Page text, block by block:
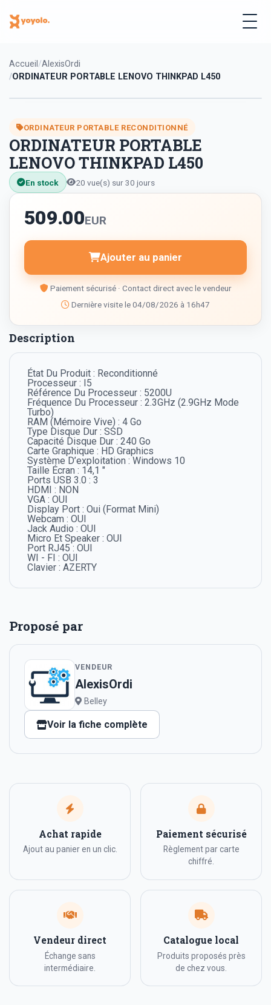
Accueil AlexisOrdi
ORDINATEUR PORTABLE LENOVO THINKPAD L450
ORDINATEUR PORTABLE RECONDITIONNÉ
ORDINATEUR PORTABLE
LENOVO THINKPAD L450
En stock 20 vue(s) sur 30 jours
509.00EUR
Ajouter au panier
Paiement sécurisé · Contact direct avec le vendeur
Dernière visite le 04/08/2026 à 16h47
Description
État Du Produit : Reconditionné
Processeur : I5
Référence Du Processeur : 5200U
Fréquence Du Processeur : 2.3GHz (2.9GHz Mode
Turbo)
RAM (Mémoire Vive) : 4 Go
Type Disque Dur : SSD
Capacité Disque Dur : 240 Go
Carte Graphique : HD Graphics
Système D’exploitation : Windows 10
Taille Écran : 14,1 "
Ports USB 3.0 : 3
HDMI : NON
VGA : OUI
Display Port : Oui (Format Mini)
Webcam : OUI
Jack Audio : OUI
Micro Et Speaker : OUI
Port RJ45 : OUI
WI - FI : OUI
Clavier : AZERTY
Proposé par
VENDEUR
AlexisOrdi
Belley
Voir la fiche complète
Achat rapide
Ajout au panier en un clic.
Paiement sécurisé
Règlement par carte
chiffré.
Vendeur direct
Échange sans
intermédiaire.
Catalogue local
Produits proposés près
de chez vous.